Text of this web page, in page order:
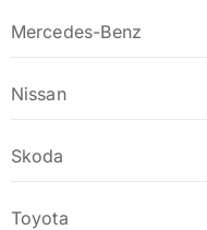
Mercedes-Benz
Nissan
Skoda
Toyota